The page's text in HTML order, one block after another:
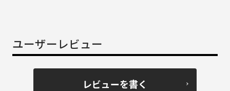
ユーザーレビュー
レビューを書く